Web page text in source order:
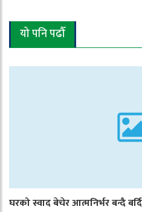
यो पनि पढौँ
घरको स्वाद बेचेर आत्मनिर्भर बन्दै